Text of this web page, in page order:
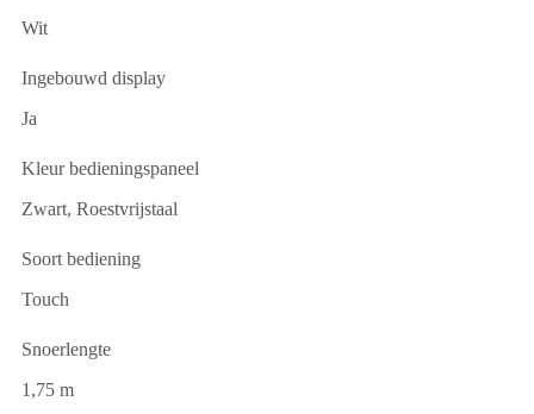
Wit
Ingebouwd display
Ja
Kleur bedieningspaneel
Zwart, Roestvrijstaal
Soort bediening
Touch
Snoerlengte
1,75 m